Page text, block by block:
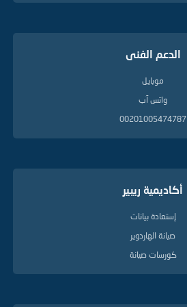
الدعم الفنى
موبايل
واتس آب
00201005474787
أكاديمية ريبير
إستعادة بيانات
صيانة الهاردوير
كورسات صيانة